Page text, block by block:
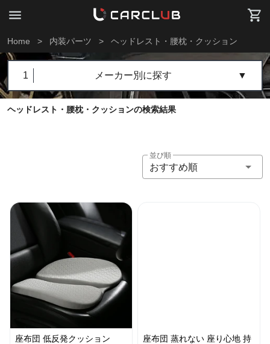
Home > 内装パーツ > ヘッドレスト・腰枕・クッション
1 メーカー別に探す ▼
ヘッドレスト・腰枕・クッションの検索結果
並び順
おすすめ順
座布団 低反発クッション
座布団 蒸れない 座り心地 持